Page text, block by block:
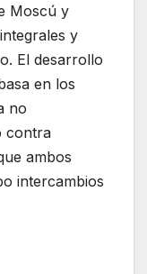
Moscú y
y
El desarrollo
en los
no
contra
ambos
intercambios